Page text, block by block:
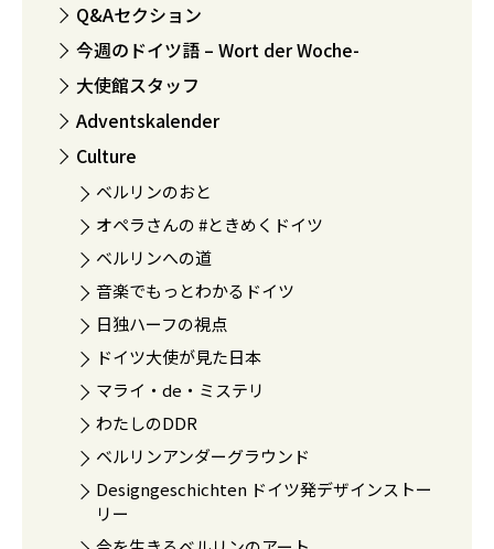
Q&Aセクション
今週のドイツ語 – Wort der Woche-
大使館スタッフ
Adventskalender
Culture
ベルリンのおと
オペラさんの #ときめくドイツ
ベルリンへの道
音楽でもっとわかるドイツ
日独ハーフの視点
ドイツ大使が見た日本
マライ・de・ミステリ
わたしのDDR
ベルリンアンダーグラウンド
Designgeschichten ドイツ発デザインストー
リー